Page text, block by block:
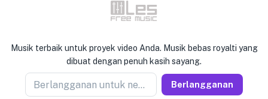
Musik terbaik untuk proyek video Anda. Musik bebas royalti yang
dibuat dengan penuh kasih sayang.
Berlangganan untuk newseller Berlangganan